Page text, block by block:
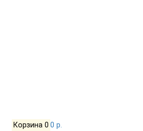
Корзина 0 0 р.